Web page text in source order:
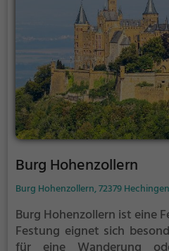
Burg Hohenzollern
Burg Hohenzollern, 72379 Hechingen
Burg Hohenzollern ist eine
Festung eignet sich